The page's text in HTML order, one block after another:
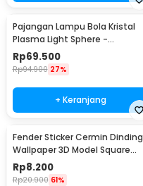
Pajangan Lampu Bola Kristal
Plasma Light Sphere -
ZC211700
Rp69.500
Rp94.900 27%
+ Keranjang
Fender Sticker Cermin Dinding
Wallpaper 3D Model Square
Mirror 9 PCS - Q353
Rp8.200
Rp20.900 61%